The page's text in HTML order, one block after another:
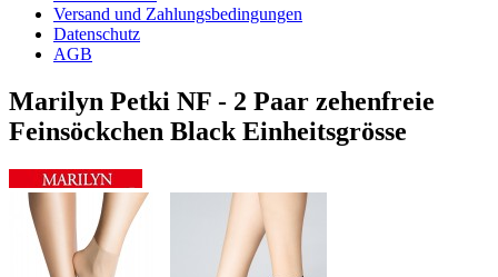
Versand und Zahlungsbedingungen
Datenschutz
AGB
Marilyn Petki NF - 2 Paar zehenfreie
Feinsöckchen Black Einheitsgrösse